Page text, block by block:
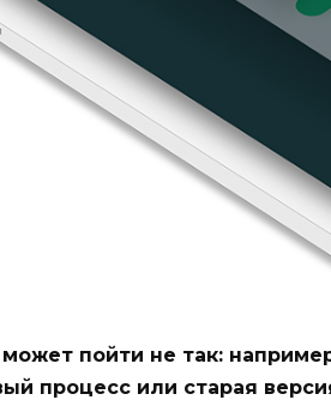
пойти не так:
процесс или старая